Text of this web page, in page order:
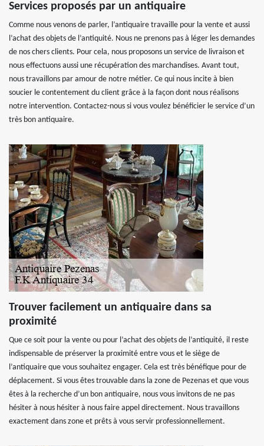
Services proposés par un antiquaire
Comme nous venons de parler, l’antiquaire travaille pour la vente et aussi
l’achat des objets de l’antiquité. Nous ne prenons pas à léger les demandes
de nos chers clients. Pour cela, nous proposons un service de livraison et
nous effectuons aussi une récupération des marchandises. Avant tout,
nous travaillons par amour de notre métier. Ce qui nous incite à bien
soucier le contentement du client grâce à la façon dont nous réalisons
notre intervention. Contactez-nous si vous voulez bénéficier le service d’un
très bon antiquaire.
Trouver facilement un antiquaire dans sa
proximité
Que ce soit pour la vente ou pour l’achat des objets de l’antiquité, il reste
indispensable de préserver la proximité entre vous et le siège de
l’antiquaire que vous souhaitez engager. Cela est très bénéfique pour de
déplacement. Si vous êtes trouvable dans la zone de Pezenas et que vous
êtes à la recherche d’un bon antiquaire, nous vous invitons de ne pas
hésiter à nous hésiter à nous faire appel directement. Nous travaillons
exactement dans zone et prêts à vous servir professionnellement.